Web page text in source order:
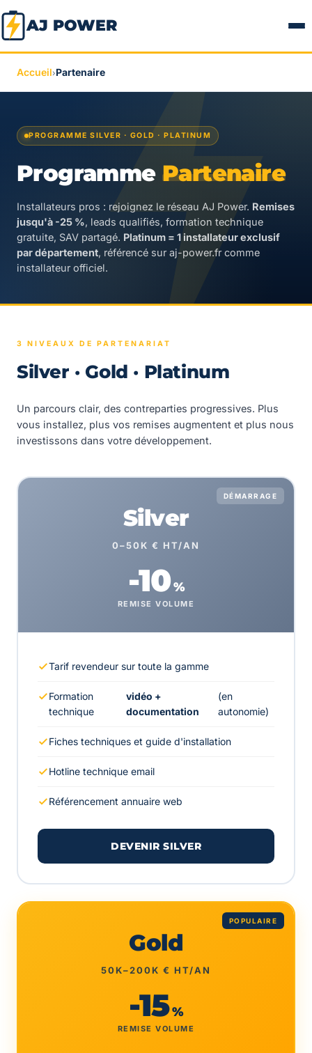
AJ POWER
Accueil›Partenaire
PROGRAMME SILVER · GOLD · PLATINUM
Programme Partenaire
Installateurs pros : rejoignez le réseau AJ Power. Remises
jusqu'à -25 %, leads qualifiés, formation technique
gratuite, SAV partagé. Platinum = 1 installateur exclusif
par département, référencé sur aj-power.fr comme
installateur officiel.
3 NIVEAUX DE PARTENARIAT
Silver · Gold · Platinum
Un parcours clair, des contreparties progressives. Plus
vous installez, plus vos remises augmentent et plus nous
investissons dans votre développement.
DÉMARRAGE
Silver
0–50K € HT/AN
-10%
REMISE VOLUME
Tarif revendeur sur toute la gamme
Formation
technique
vidéo +
documentation
(en
autonomie)
Fiches techniques et guide d'installation
Hotline technique email
Référencement annuaire web
DEVENIR SILVER
POPULAIRE
Gold
50K–200K € HT/AN
-15%
REMISE VOLUME